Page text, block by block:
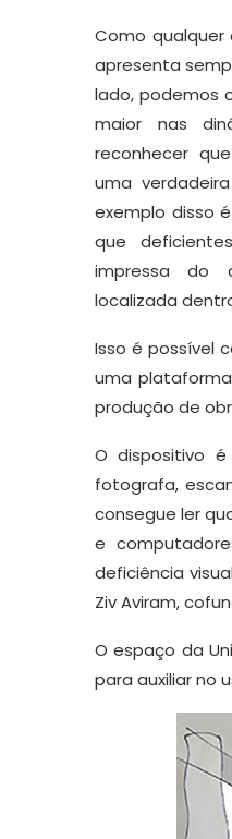
Como qualquer
apresenta
lado, podemos
maior nas
reconhecer
uma
exemplo disso
que
impressa do
localizada
Isso é possível
uma
produção de
O dispositivo
fotografa,
consegue ler
e
deficiência
Ziv Aviram,
O espaço da
para auxiliar no